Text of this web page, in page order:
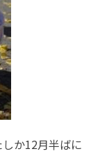
か12月半ばに